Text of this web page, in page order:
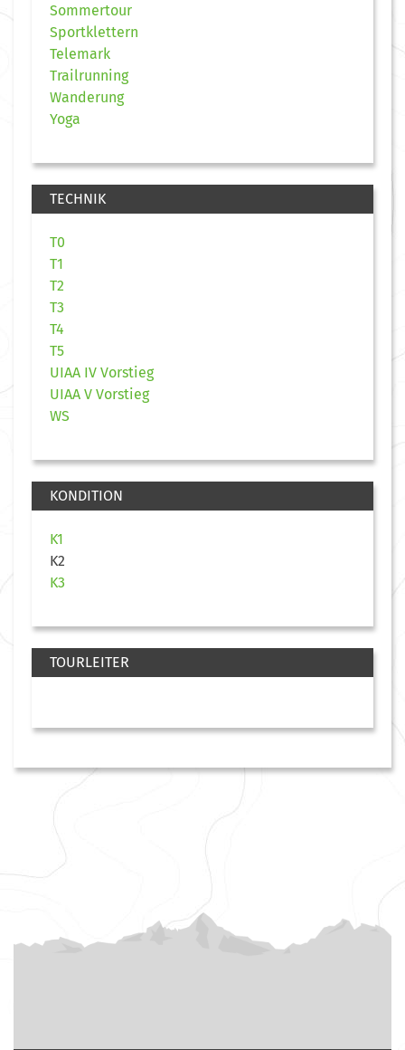
Sommertour
Sportklettern
Telemark
Trailrunning
Wanderung
Yoga
TECHNIK
T0
T1
T2
T3
T4
T5
UIAA IV Vorstieg
UIAA V Vorstieg
WS
KONDITION
K1
K2
K3
TOURLEITER